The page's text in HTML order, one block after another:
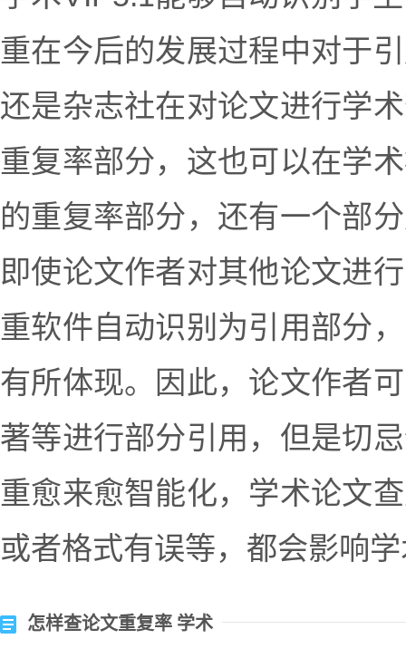
重在今后的发展过程中对于
还是杂志社在对论文进行学
重复率部分，这也可以在学
的重复率部分，还有一个部
即使论文作者对其他论文进
重软件自动识别为引用部分
有所体现。因此，论文作者
著等进行部分引用，但是切
重愈来愈智能化，学术论文
或者格式有误等，都会影响
怎样查论文重复率 学术